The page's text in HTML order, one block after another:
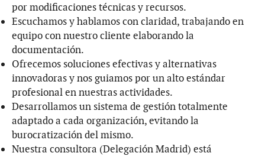
por modificaciones técnicas y recursos.
Escuchamos y hablamos con claridad, trabajando en
equipo con nuestro cliente elaborando la
documentación.
Ofrecemos soluciones efectivas y alternativas
innovadoras y nos guiamos por un alto estándar
profesional en nuestras actividades.
Desarrollamos un sistema de gestión totalmente
adaptado a cada organización, evitando la
burocratización del mismo.
Nuestra consultora (Delegación Madrid) está